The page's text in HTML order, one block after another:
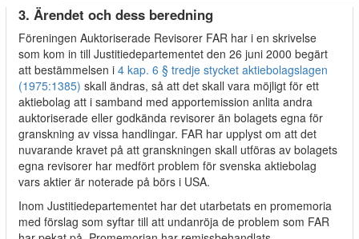
3. Ärendet och dess beredning
Föreningen Auktoriserade Revisorer FAR har i en skrivelse
som kom in till Justitiedepartementet den 26 juni 2000 begärt
att bestämmelsen i 4 kap. 6 § tredje stycket aktiebolagslagen
(1975:1385) skall ändras, så att det skall vara möjligt för ett
aktiebolag att i samband med apportemission anlita andra
auktoriserade eller godkända revisorer än bolagets egna för
granskning av vissa handlingar. FAR har upplyst om att det
nuvarande kravet på att granskningen skall utföras av bolagets
egna revisorer har medfört problem för svenska aktiebolag
vars aktier är noterade på börs i USA.
Inom Justitiedepartementet har det utarbetats en promemoria
med förslag som syftar till att undanröja de problem som FAR